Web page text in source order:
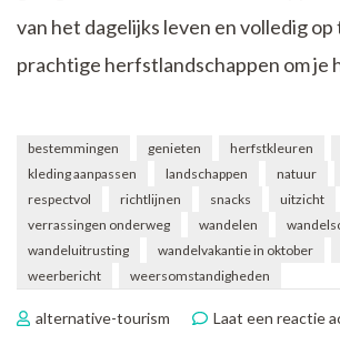
van het dagelijks leven en volledig op
prachtige herfstlandschappen om je
bestemmingen genieten herfstkleuren
kleding aanpassen
landschappen natuur
respectvol
richtlijnen snacks
uitzicht
verrassingen onderweg
wandelen
wandeluitrusting
wandelvakantie in oktober
weerbericht
weersomstandigheden
alternative-tourism Laat een reactie